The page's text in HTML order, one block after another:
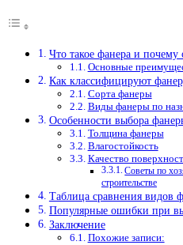
Что такое фанера и почему
Основные
Как классифицируют
Сорта фанеры
Виды фанеры по
Особенности выбора
Толщина фанеры
Влагостойкость
Качество
Советы по
строительстве
Таблица сравнения видов
Популярные ошибки при
Заключение
Похожие записи: